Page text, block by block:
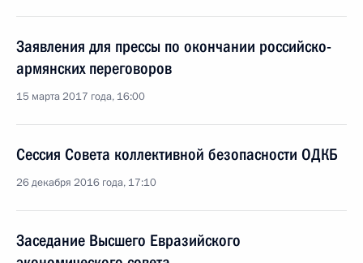
Заявления для прессы по окончании российско-
армянских переговоров
15 марта 2017 года, 16:00
Сессия Совета коллективной безопасности ОДКБ
26 декабря 2016 года, 17:10
Заседание Высшего Евразийского